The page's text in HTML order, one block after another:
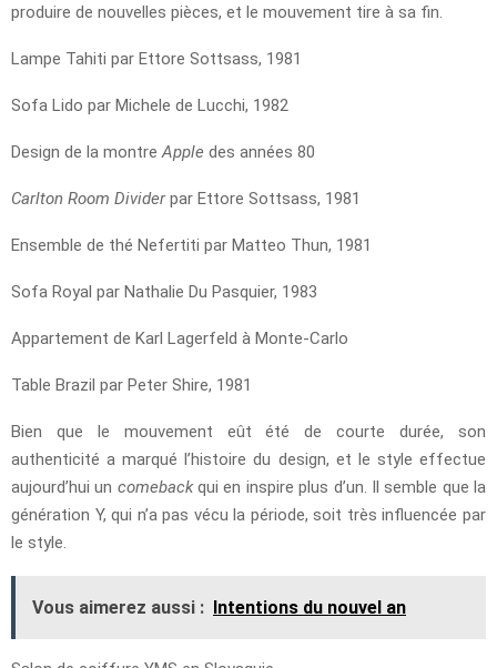
produire de nouvelles pièces, et le mouvement tire à sa fin.
Lampe Tahiti par Ettore Sottsass, 1981
Sofa Lido par Michele de Lucchi, 1982
Design de la montre Apple des années 80
Carlton Room Dividerpar Ettore Sottsass, 1981
Ensemble de thé Nefertiti par Matteo Thun, 1981
Sofa Royal par Nathalie Du Pasquier, 1983
Appartement de Karl Lagerfeld à Monte-Carlo
Table Brazil par Peter Shire, 1981
Bien que le mouvement eût été de courte durée, son
authenticité a marqué l’histoire du design, et le style effectue
aujourd’hui un comebackqui en inspire plus d’un. Il semble que la
génération Y, qui n’a pas vécu la période, soit très influencée par
le style.
Vous aimerez aussi : Intentions du nouvel an